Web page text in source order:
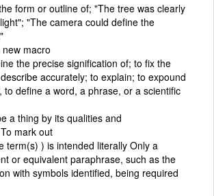
form or outline of; "The tree was clearly
"The camera could define the
macro
the precise signification of; to fix the
accurately; to explain; to expound
to define a word, a phrase, or a scientific
a thing by its qualities and
mark out
term(s) ) is intended literally Only a
or equivalent paraphrase, such as the
with symbols identified, being required